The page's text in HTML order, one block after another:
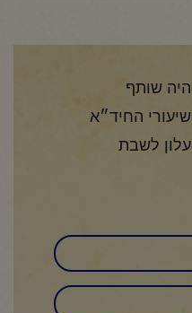
היה שותף
שיעורי החיד״א
עלון לשבת